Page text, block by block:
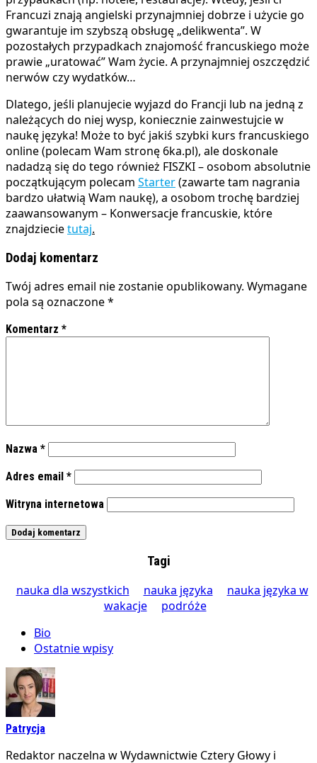
Francuzi znają angielski przynajmniej dobrze i użycie go
gwarantuje im szybszą obsługę „delikwenta”. W
pozostałych przypadkach znajomość francuskiego może
prawie „uratować” Wam życie. A przynajmniej oszczędzić
nerwów czy wydatków…
Dlatego, jeśli planujecie wyjazd do Francji lub na jedną z
należących do niej wysp, koniecznie zainwestujcie w
naukę języka! Może to być jakiś szybki kurs francuskiego
online (polecam Wam stronę 6ka.pl), ale doskonale
nadadzą się do tego również FISZKI – osobom absolutnie
początkującym polecam Starter(zawarte tam nagrania
bardzo ułatwią Wam naukę), a osobom trochę bardziej
zaawansowanym – Konwersacje francuskie, które
znajdziecietutaj.
Dodaj komentarz
Twój adres email nie zostanie opublikowany. Wymagane
pola są oznaczone*
Komentarz *
Nazwa *
Adres email *
Witryna internetowa
Tagi
nauka dla wszystkich
nauka języka
nauka języka w
wakacje
podróże
Bio
Ostatnie wpisy
Patrycja
Redaktor naczelna w Wydawnictwie Cztery Głowy i